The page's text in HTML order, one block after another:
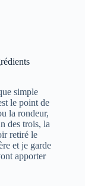
simple
le point de
la rondeur,
des trois, la
retiré le
et je garde
apporter